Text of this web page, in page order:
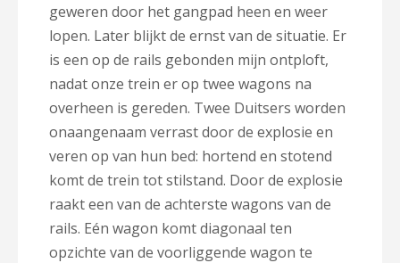
geweren door het gangpad heen en weer
lopen. Later blijkt de ernst van de situatie. Er
is een op de rails gebonden mijn ontploft,
nadat onze trein er op twee wagons na
overheen is gereden. Twee Duitsers worden
onaangenaam verrast door de explosie en
veren op van hun bed: hortend en stotend
komt de trein tot stilstand. Door de explosie
raakt een van de achterste wagons van de
rails. Eén wagon komt diagonaal ten
opzichte van de voorliggende wagon te